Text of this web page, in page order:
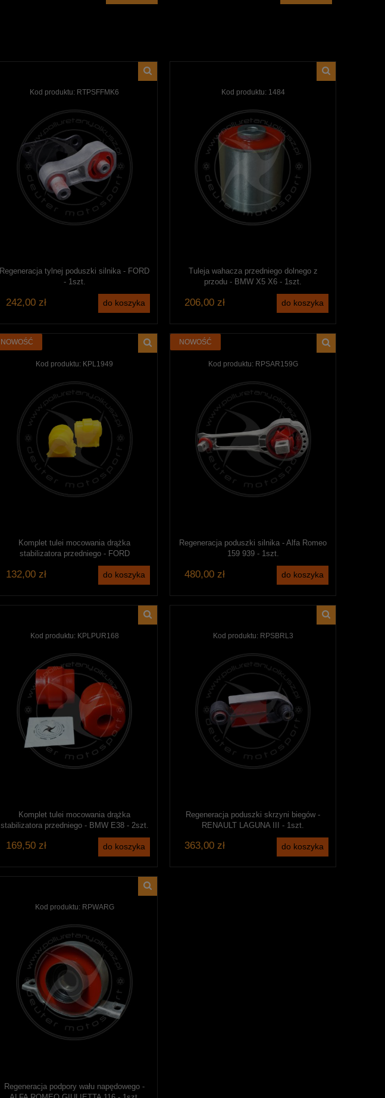
Kod produktu: RTPSFFMK6
Regeneracja tylnej poduszki silnika - FORD
- 1szt.
242,00 zł do koszyka
Kod produktu: 1484
Tuleja wahacza przedniego dolnego z
przodu - BMW X5 X6 - 1szt.
206,00 zł do koszyka
Kod produktu: KPL1949
Komplet tulei mocowania drążka
stabilizatora przedniego - FORD
EXPLORER - 2szt.
132,00 zł do koszyka
NOWOŚĆ
Kod produktu: RPSAR159G
Regeneracja poduszki silnika - Alfa Romeo
159 939 - 1szt.
480,00 zł do koszyka
NOWOŚĆ
Kod produktu: KPLPUR168
Komplet tulei mocowania drążka
stabilizatora przedniego - BMW E38 - 2szt.
169,50 zł do koszyka
Kod produktu: RPSBRL3
Regeneracja poduszki skrzyni biegów -
RENAULT LAGUNA III - 1szt.
363,00 zł do koszyka
Kod produktu: RPWARG
Regeneracja podpory wału napędowego -